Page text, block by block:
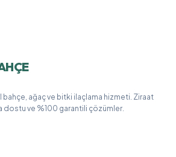
ağaç ve bitki ilaçlama hizmeti. Ziraat
dostu ve %100 garantili çözümler.